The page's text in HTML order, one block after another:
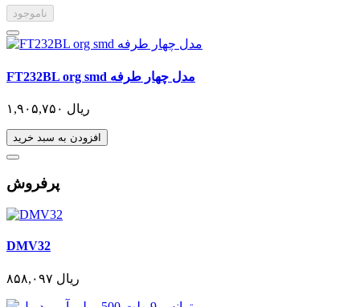
ناموجود
FT232BL org smd مدل چهار طرفه
۱,۹۰۵,۷۵۰ ریال
افزودن به سبد خرید
پرفروش
DMV32
۸۵۸,۰۹۷ ریال